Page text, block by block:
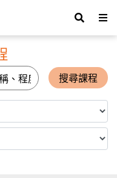
搜尋課程